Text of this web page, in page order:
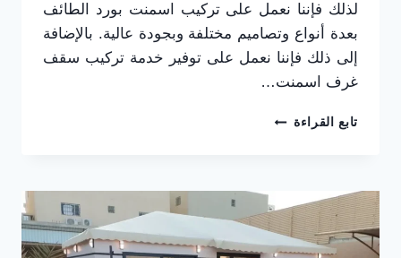
لذلك فإننا نعمل على تركيب اسمنت بورد الطائف
بعدة أنواع وتصاميم مختلفة وبجودة عالية. بالإضافة
إلى ذلك فإننا نعمل على توفير خدمة تركيب سقف
غرف اسمنت…
تابع القراءة تركيب
0565725648
سقف
غرف